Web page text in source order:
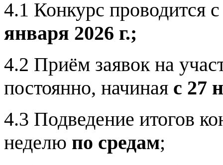
4.1 Конкурс проводится
января 2026 г.;
4.2 Приём заявок на
постоянно, начиная с 27
4.3 Подведение итогов
неделю по средам;